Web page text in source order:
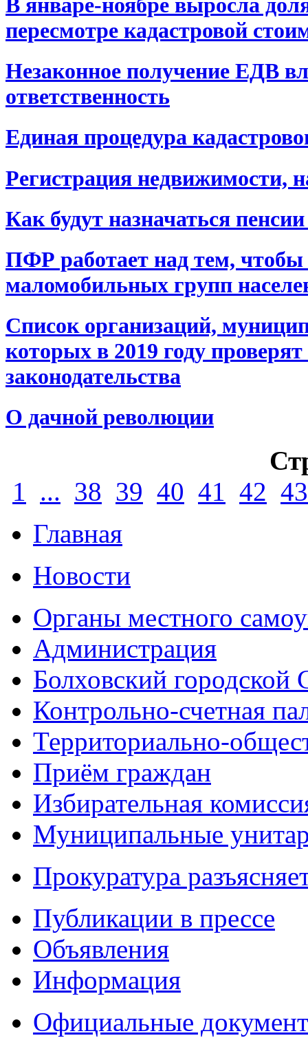
пересмотре кадастровой
Незаконное получение ЕДВ
ответственность
Единая процедура
Регистрация недвижимости,
Как будут назначаться
ПФР работает над тем, чтобы
маломобильных групп
Cписок организаций,
которых в 2019 году
законодательства
О дачной революции
1
... 38 39 40 41 42 43
Главная
Новости
Органы местного
Администрация
Болховский городской
Контрольно-счетная
Территориально-
Приём граждан
Избирательная
Муниципальные
Прокуратура
Публикации в прессе
Объявления
Информация
Официальные